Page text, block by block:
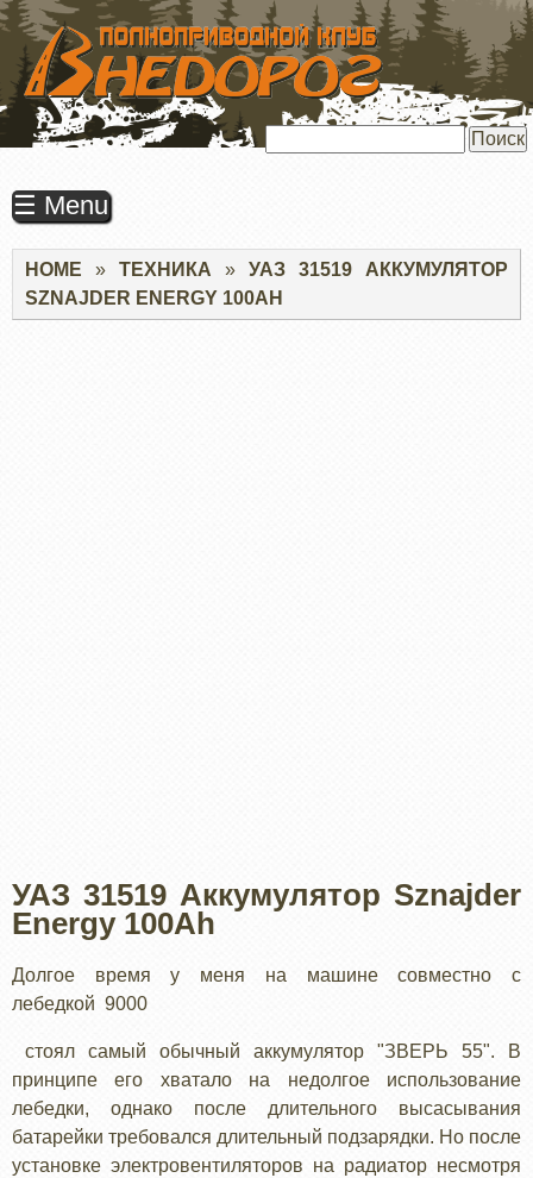
ПЕРЕЙТИ
ОСНОВНОМУ
СОДЕРЖАНИЮ
☰ Menu
Строка
навигации
HOME ТЕХНИКА
УАЗ 31519 АККУМУЛЯТОР
SZNAJDER ENERGY 100AH
УАЗ 31519 Аккумулятор Sznajder
Energy 100Ah
Долгое время у меня на машине совместно с
лебедкой 9000
стоял самый обычный аккумулятор "ЗВЕРЬ 55". В
принципе его хватало на недолгое использование
лебедки, однако после длительного высасывания
батарейки требовался длительный подзарядки. Но после
установке электровентиляторов на радиатор несмотря